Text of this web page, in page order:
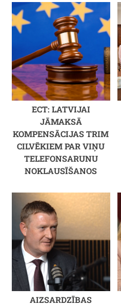
ECT: LATVIJAI
JĀMAKSĀ
KOMPENSĀCIJAS TRIM
CILVĒKIEM PAR VIŅU
TELEFONSARUNU
NOKLAUSĪŠANOS
AIZSARDZĪBAS